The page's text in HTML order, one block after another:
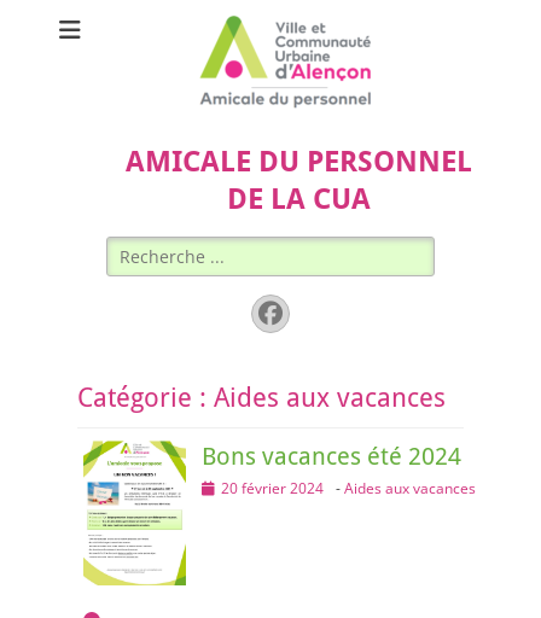
AMICALE DU PERSONNEL
DE LA CUA
Rechercher :
Facebook
Catégorie : Aides aux vacances
Bons vacances été 2024
Posted
20 février 2024 -Aides aux vacances